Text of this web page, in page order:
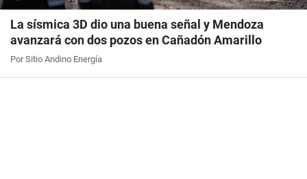
La sísmica 3D dio una buena señal y Mendoza
avanzará con dos pozos en Cañadón Amarillo
Por Sitio Andino Energía